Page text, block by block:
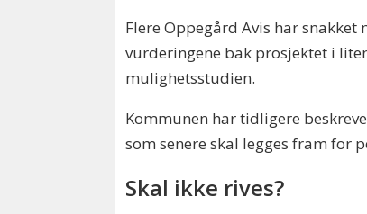
Flere Oppegård Avis har
vurderingene bak prosjektet i
mulighetsstudien.
Kommunen har tidligere
som senere skal legges fram for
Skal ikke rives?